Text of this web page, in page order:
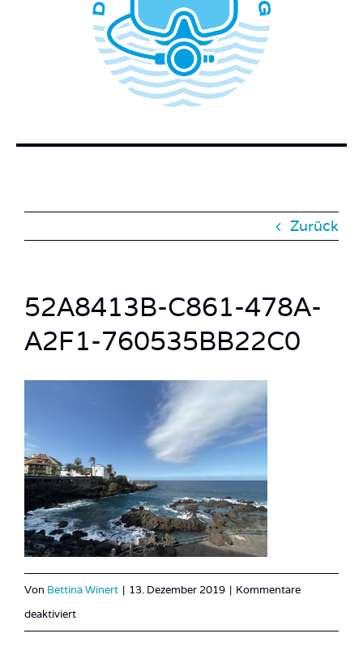
WER STECKT HINTER DEM TAUCHERBLOG?
BUCH BESTELLEN
Zurück
52A8413B-C861-478A-
A2F1-760535BB22C0
Von Bettina Winert | 13. Dezember 2019 | Kommentare
deaktiviertfür